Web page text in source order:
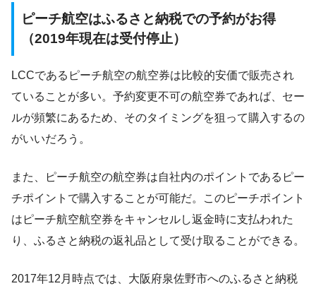
ピーチ航空はふるさと納税での予約がお得
（2019年現在は受付停止）
LCCであるピーチ航空の航空券は比較的安価で販売され
ていることが多い。予約変更不可の航空券であれば、セー
ルが頻繁にあるため、そのタイミングを狙って購入するの
がいいだろう。
また、ピーチ航空の航空券は自社内のポイントであるピー
チポイントで購入することが可能だ。このピーチポイント
はピーチ航空航空券をキャンセルし返金時に支払われた
り、ふるさと納税の返礼品として受け取ることができる。
2017年12月時点では、大阪府泉佐野市へのふるさと納税